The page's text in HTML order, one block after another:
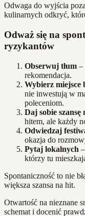
Odwaga do wyjścia
kulinarnych odkryć,
Odważ się na
ryzykantów
Obserwuj tłum –
rekomendacja.
Wybierz miejsce
nie inwestują w
poleceniom.
Daj sobie szansę
hitem, ale każdy
Odwiedzaj
okazja do
Pytaj lokalnych
którzy tu
Spontaniczność to nie
większa szansa na hit.
Otwartość na nieznane
schemat i docenić